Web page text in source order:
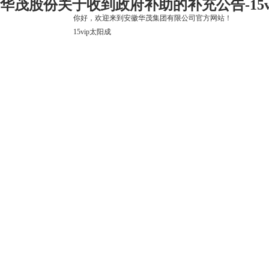
华茂股份关于收到政府补助的补充公告-
你好，欢迎来到安徽华茂集团有限公司官方网站！
15vip太阳成